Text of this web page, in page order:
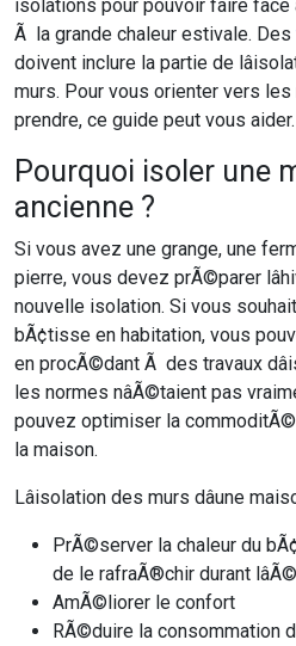
isolations pour pouvoir faire face
Ã la grande chaleur estivale. Des
doivent inclure la partie de
murs. Pour vous orienter vers
prendre, ce guide peut vous aider.
Pourquoi isoler une
ancienne ?
Si vous avez une grange, une
pierre, vous devez prÃ©parer
nouvelle isolation. Si vous
bÃ¢tisse en habitation, vous
en procÃ©dant Ã des travaux
les normes nâÃ©taient pas
pouvez optimiser la
la maison.
Lâisolation des murs dâune
PrÃ©server la chaleur du
de le rafraÃ®chir durant
AmÃ©liorer le confort
RÃ©duire la consommation